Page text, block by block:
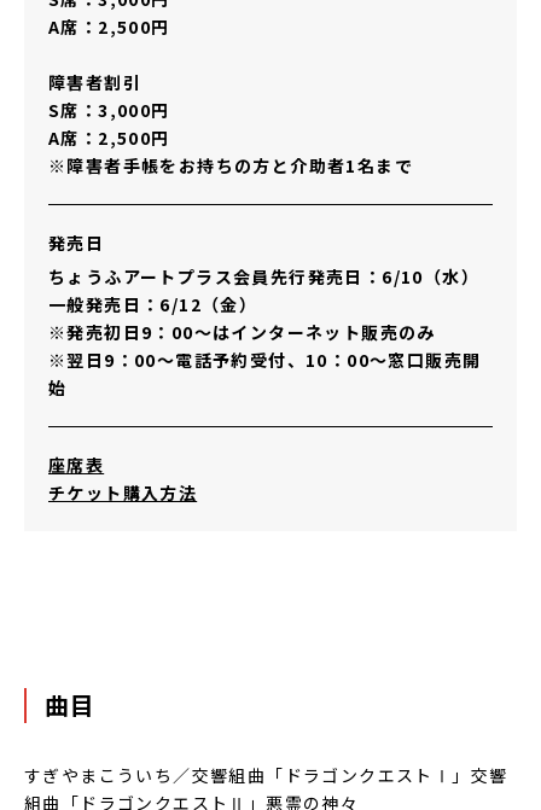
A席：2,500円
障害者割引
S席：3,000円
A席：2,500円
※障害者手帳をお持ちの方と介助者1名まで
発売日
ちょうふアートプラス会員先行発売日：6/10（水）
一般発売日：6/12（金）
※発売初日9：00～はインターネット販売のみ
※翌日9：00～電話予約受付、10：00～窓口販売開
始
その他リンク
座席表
チケット購入方法
曲目
すぎやまこういち／交響組曲「ドラゴンクエストⅠ」交響
組曲「ドラゴンクエストⅡ」悪霊の神々